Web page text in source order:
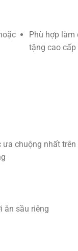
Phù hợp làm
tặng cao cấp
chuộng nhất trên
ăn sầu riêng